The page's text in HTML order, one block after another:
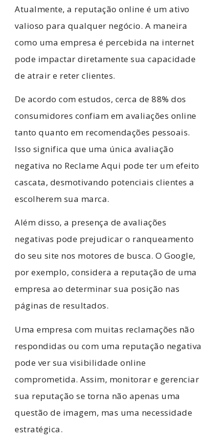
Atualmente, a reputação online é um ativo
valioso para qualquer negócio. A maneira
como uma empresa é percebida na internet
pode impactar diretamente sua capacidade
de atrair e reter clientes.
De acordo com estudos, cerca de 88% dos
consumidores confiam em avaliações online
tanto quanto em recomendações pessoais.
Isso significa que uma única avaliação
negativa no Reclame Aqui pode ter um efeito
cascata, desmotivando potenciais clientes a
escolherem sua marca.
Além disso, a presença de avaliações
negativas pode prejudicar o ranqueamento
do seu site nos motores de busca. O Google,
por exemplo, considera a reputação de uma
empresa ao determinar sua posição nas
páginas de resultados.
Uma empresa com muitas reclamações não
respondidas ou com uma reputação negativa
pode ver sua visibilidade online
comprometida. Assim, monitorar e gerenciar
sua reputação se torna não apenas uma
questão de imagem, mas uma necessidade
estratégica.